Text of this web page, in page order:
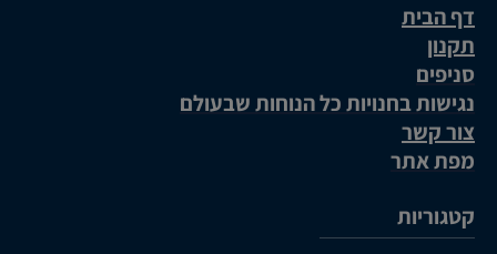
דף הבית
תקנון
סניפים
נגישות בחנויות כל הנוחות שבעולם
צור קשר
מפת אתר
קטגוריות